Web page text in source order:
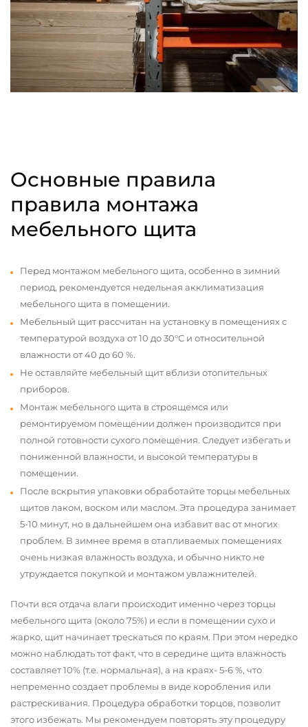
Основные правила
правила монтажа
мебельного щита
Перед монтажом мебельного щита, особенно в зимний
период, рекомендуется недельная акклиматизация
мебельного щита в помещении.
Мебельный щит рассчитан на установку в помещениях с
температурой воздуха от 10 до 30°С и относительной
влажности от 40 до 60 %.
Не оставляйте мебельный щит вблизи отопительных
приборов.
Монтаж мебельного щита в строящемся или
ремонтируемом помещении должен производится при
полной готовности сухого помещения. Следует избегать и
пониженной влажности, и высокой температуры в
помещении.
После вскрытия упаковки обработайте торцы мебельных
щитов лаком, воском или маслом. Эта процедура занимает
5-10 минут, но в дальнейшем она избавит вас от многих
проблем. В зимнее время в отапливаемых помещениях
очень низкая влажность воздуха, и обычно никто не
утруждается покупкой и монтажом увлажнителей.
Почти вся отдача влаги происходит именно через торцы
мебельного щита (около 75%) и если в помещении сухо и
жарко, щит начинает трескаться по краям. При этом нередко
можно наблюдать тот факт, что в середине щита влажность
составляет 10% (т.е. нормальная), а на краях- 5-6 %, что
непременно создает проблемы в виде коробления или
растрескивания. Процедура обработки торцов, позволит
этого избежать. Мы рекомендуем повторять эту процедуру